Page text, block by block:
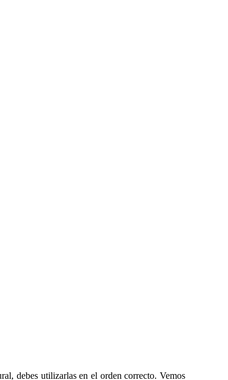
debes utilizarlas en el orden correcto. Vemos